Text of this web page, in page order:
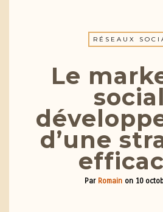
RÉSEAUX
Le
d’une
Par Romain on 10